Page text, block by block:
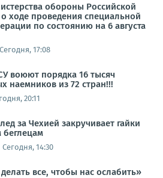
обороны Российской
ходе проведения специальной
по состоянию на 6 августа
Сегодня, 17:08
воюют порядка 16 тысяч
наемников из 72 стран!!!
20:11
за Чехией закручивает гайки
беглецам
Сегодня, 14:30
все, чтобы нас ослабить»